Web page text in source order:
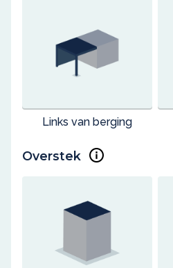
Links van berging
Overstek